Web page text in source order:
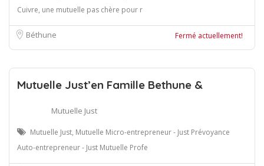
Cuivre, une mutuelle pas chère pour r
Béthune Fermé actuellement!
Mutuelle Just’en Famille Bethune &
Mutuelle Just
Mutuelle Just, Mutuelle Micro-entrepreneur - Just Prévoyance
Auto-entrepreneur - Just Mutuelle Profe